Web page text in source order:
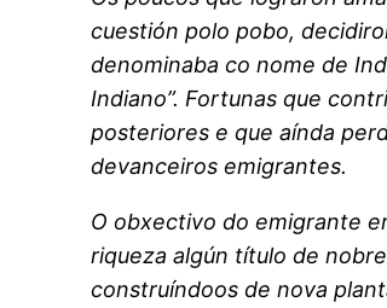
cuestión polo pobo,
denominaba co nome de
Indiano”. Fortunas que
posteriores e que aínda
devanceiros emigrantes.
O obxectivo do emigrante
riqueza algún título de
construíndoos de nova